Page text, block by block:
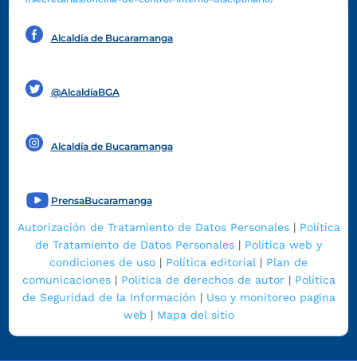
Alcaldía de Bucaramanga
@AlcaldíaBGA
Alcaldía de Bucaramanga
PrensaBucaramanga
Autorización de Tratamiento de Datos Personales| Política
de Tratamiento de Datos Personales | Política web y
condiciones de uso | Política editorial | Plan de
comunicaciones| Política de derechos de autor| Política
de Seguridad de la Información | Uso y monitoreo pagina
web | Mapa del sitio